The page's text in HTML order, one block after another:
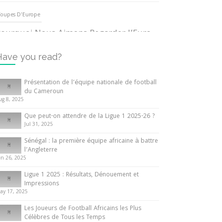
D'Europe
Nous Aimons Regarder l’Euro
June 2024
Internationales
ce que vous devez savoir sur la
d’Afrique des Nations
10 May 2024
Internationales
de l’équipe nationale de
football du Cameroun
2025
you read?
Présentation de l’équipe nationale de football
du Cameroun
8, 2025
Que peut-on attendre de la Ligue 1 2025-26 ?
Jul 31, 2025
Sénégal : la première équipe africaine à battre
l’Angleterre
26, 2025
Ligue 1 2025 : Résultats, Dénouement et
Impressions
17, 2025
Les Joueurs de Football Africains les Plus
Célèbres de Tous les Temps